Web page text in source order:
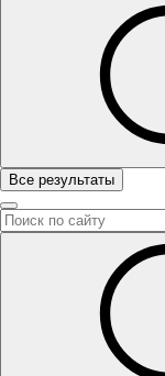
Все результаты